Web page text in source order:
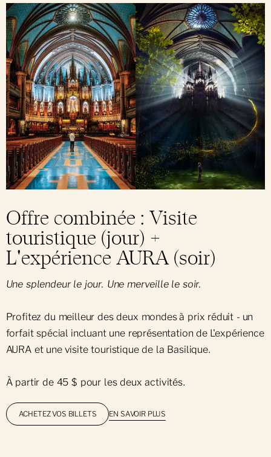
Offre combinée : Visite
touristique (jour) +
L'expérience AURA (soir)
Une splendeur le jour. Une merveille le soir.
Profitez du meilleur des deux mondes à prix réduit - un
forfait spécial incluant une représentation de L'expérience
AURA et une visite touristique de la Basilique.
À partir de 45 $ pour les deux activités.
ACHETEZ VOS BILLETS EN SAVOIR PLUS